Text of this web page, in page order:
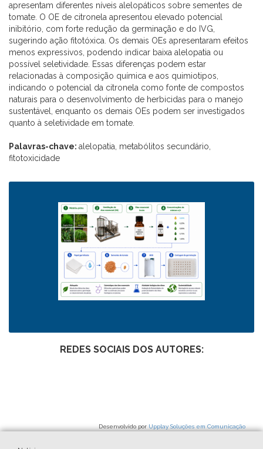
apresentam diferentes níveis alelopáticos sobre sementes de
tomate. O OE de citronela apresentou elevado potencial
inibitório, com forte redução da germinação e do IVG,
sugerindo ação fitotóxica. Os demais OEs apresentaram efeitos
menos expressivos, podendo indicar baixa alelopatia ou
possível seletividade. Essas diferenças podem estar
relacionadas à composição química e aos quimiotipos,
indicando o potencial da citronela como fonte de compostos
naturais para o desenvolvimento de herbicidas para o manejo
sustentável, enquanto os demais OEs podem ser investigados
quanto à seletividade em tomate.
Palavras-chave: alelopatia, metabólitos secundário,
fitotoxicidade
REDES SOCIAIS DOS AUTORES:
Desenvolvido por Upplay Soluções em Comunicação